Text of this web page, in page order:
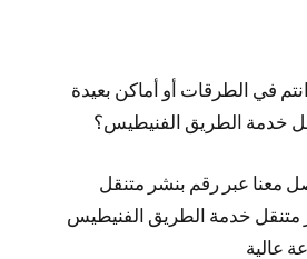
في الطرقات أو أماكن بعيدة
خدمة الطريق الفنيطيس؟
معنا عبر رقم بنشر متنقل
متنقل خدمة الطريق الفنيطيس
عالية